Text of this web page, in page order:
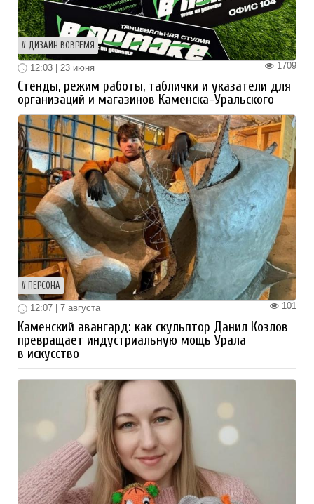
ДИЗАЙН ВОВРЕМЯ
1709
12:03 | 23 июня
Стенды, режим работы, таблички и указатели для
организаций и магазинов Каменска-Уральского
ПЕРСОНА
101
12:07 | 7 августа
Каменский авангард: как скульптор Данил Козлов
превращает индустриальную мощь Урала
в искусство